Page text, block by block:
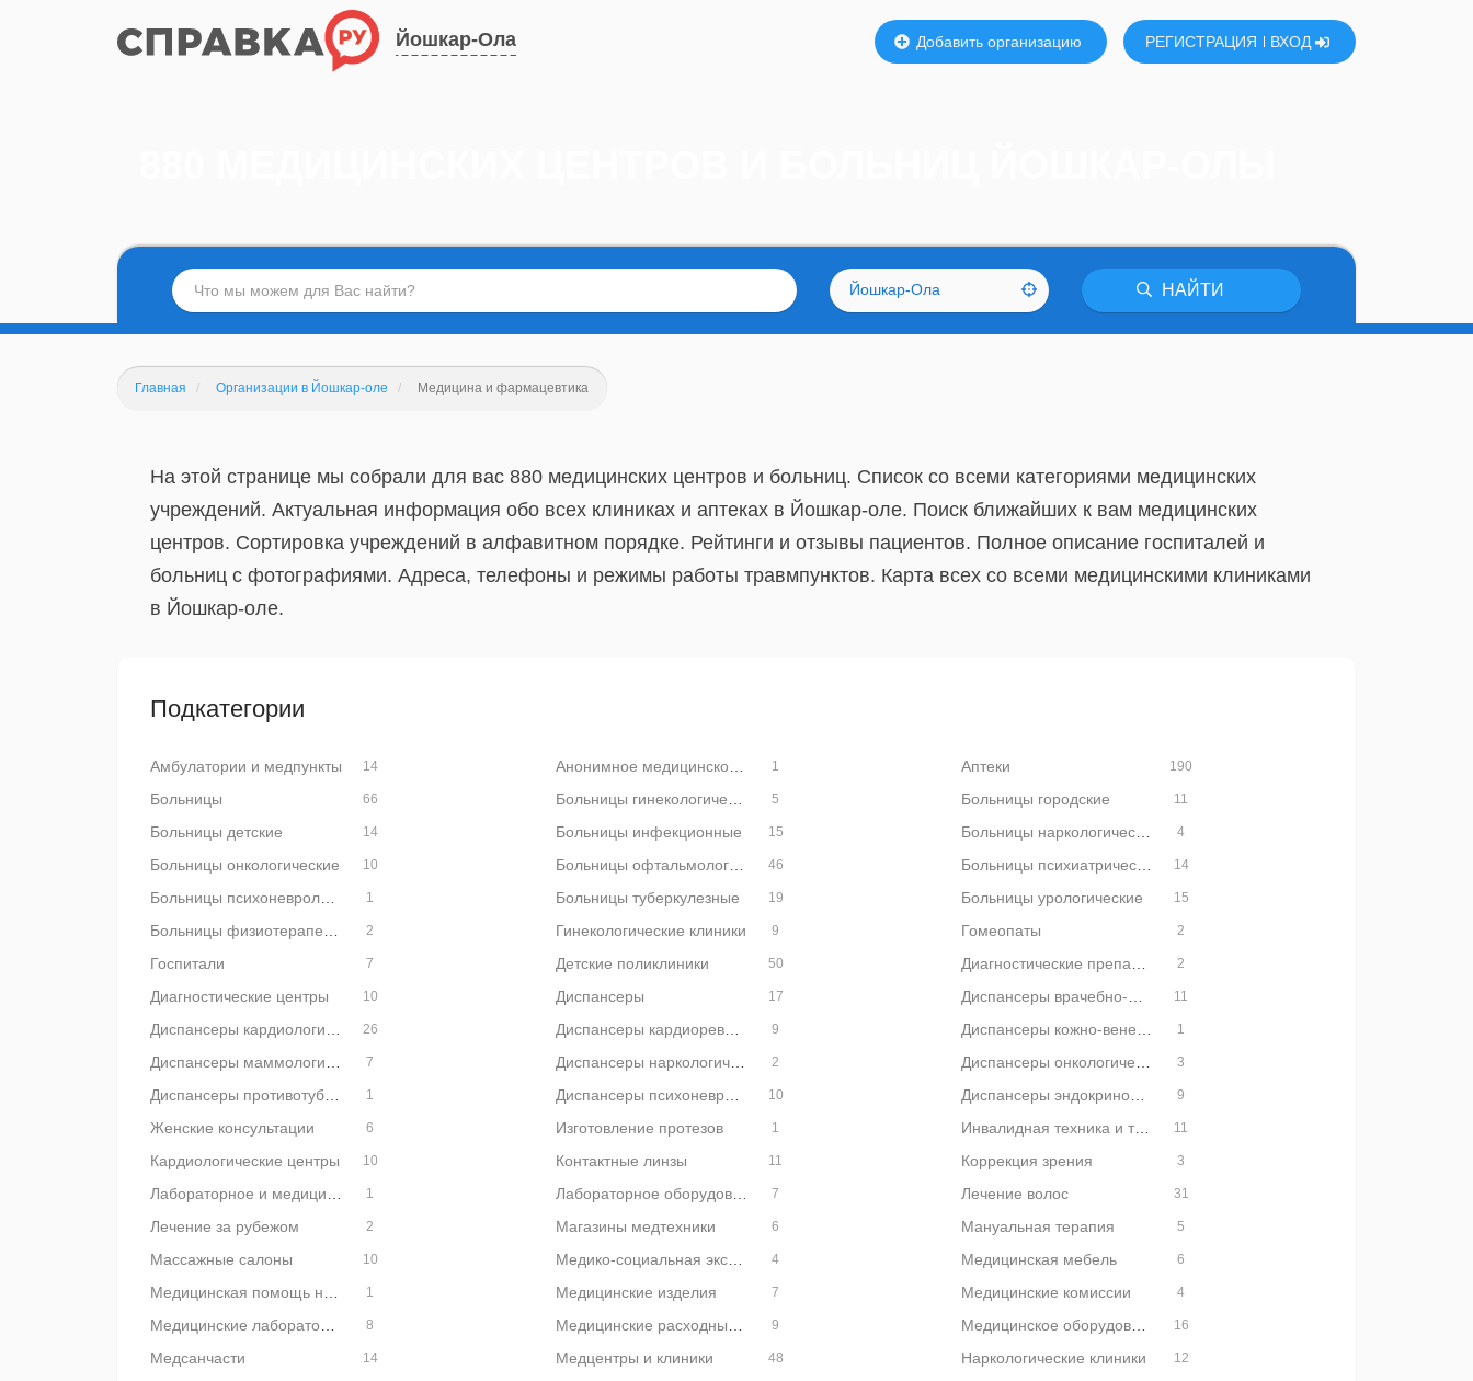
Йошкар-Ола Добавить организацию РЕГИСТРАЦИЯ ВХОД
Йошкар-Ола НАЙТИ
Главная Организации в Йошкар-оле Медицина и фармацевтика
На этой странице мы собрали для вас 880 медицинских центров и больниц. Список со всеми категориями медицинских
учреждений. Актуальная информация обо всех клиниках и аптеках в Йошкар-оле. Поиск ближайших к вам медицинских
центров. Сортировка учреждений в алфавитном порядке. Рейтинги и отзывы пациентов. Полное описание госпиталей и
больниц с фотографиями. Адреса, телефоны и режимы работы травмпунктов. Карта всех со всеми медицинскими клиниками
в Йошкар-оле.
Подкатегории
Амбулатории и медпункты 14 1 Аптеки 190
Больницы 66 5 Больницы городские 11
Больницы детские 14 Больницы инфекционные 15 Больницы наркологические 4
Больницы онкологические 10 Больницы офтальмологические 46 Больницы психиатрические 14
1 Больницы туберкулезные 19 Больницы урологические 15
2 Гинекологические клиники 9 Гомеопаты 2
Госпитали 7 Детские поликлиники 50 2
Диагностические центры 10 Диспансеры 17 11
26 Диспансеры кардиоревматологические 9 1
7 Диспансеры наркологические 2 3
1 10 9
Женские консультации 6 Изготовление протезов 1 Инвалидная техника и товары для инвалидов 11
Кардиологические центры 10 Контактные линзы 11 Коррекция зрения 3
1 Лабораторное оборудование 7 Лечение волос 31
Лечение за рубежом 2 Магазины медтехники 6 Мануальная терапия 5
Массажные салоны 10 Медико-социальная экспертиза 4 Медицинская мебель 6
1 Медицинские изделия 7 Медицинские комиссии 4
8 9 Медицинское оборудование и медтехника 16
Медсанчасти 14 Медцентры и клиники 48 Наркологические клиники 12